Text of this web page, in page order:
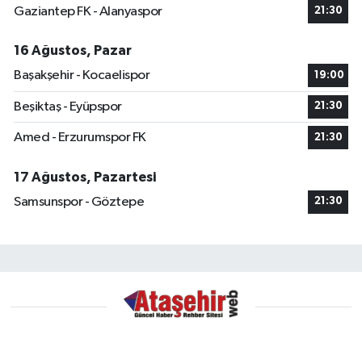
Gaziantep FK - Alanyaspor 21:30
16 Ağustos, Pazar
Başakşehir - Kocaelispor
19:00
Beşiktaş - Eyüpspor 21:30
Amed - Erzurumspor FK 21:30
17 Ağustos, Pazartesi
Samsunspor - Göztepe
21:30